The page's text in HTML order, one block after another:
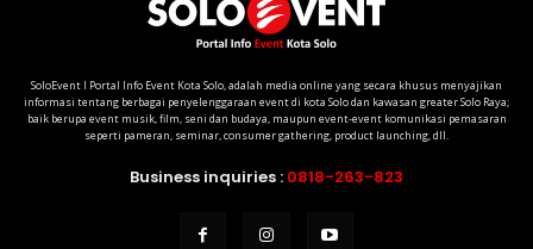
SoloEvent I Portal Info Event Kota Solo, adalah media online yang secara khusus menyajikan
informasi tentang berbagai penyelenggaraan event di kota Solo dan kawasan greater Solo Raya;
baik berupa event musik, film, seni dan budaya, maupun event-event komunikasi pemasaran
seperti pameran, seminar, consumer gathering, product launching, dll.
Business inquiries : 0818-263-823